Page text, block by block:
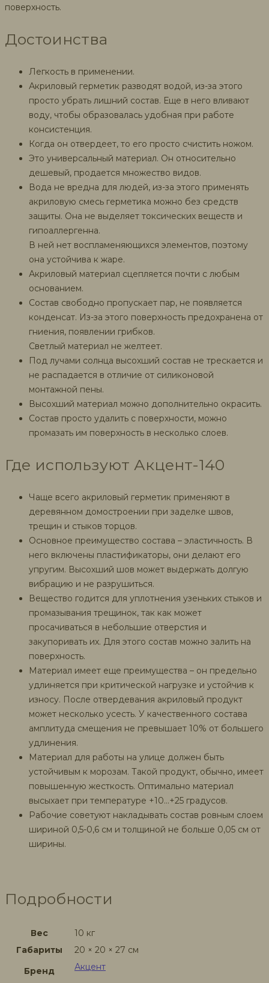
поверхность.
Достоинства
Легкость в применении.
Акриловый герметик разводят водой, из-за этого
просто убрать лишний состав. Еще в него вливают
воду, чтобы образовалась удобная при работе
консистенция.
Когда он отвердеет, то его просто счистить ножом.
Это универсальный материал. Он относительно
дешевый, продается множество видов.
Вода не вредна для людей, из-за этого применять
акриловую смесь герметика можно без средств
защиты. Она не выделяет токсических веществ и
гипоаллергенна.
В ней нет воспламеняющихся элементов, поэтому
она устойчива к жаре.
Акриловый материал сцепляется почти с любым
основанием.
Состав свободно пропускает пар, не появляется
конденсат. Из-за этого поверхность предохранена от
гниения, появлении грибков.
Светлый материал не желтеет.
Под лучами солнца высохший состав не трескается и
не распадается в отличие от силиконовой
монтажной пены.
Высохший материал можно дополнительно окрасить.
Состав просто удалить с поверхности, можно
промазать им поверхность в несколько слоев.
Где используют Акцент-140
Чаще всего акриловый герметик применяют в
деревянном домостроении при заделке швов,
трещин и стыков торцов.
Основное преимущество состава – эластичность. В
него включены пластификаторы, они делают его
упругим. Высохший шов может выдержать долгую
вибрацию и не разрушиться.
Вещество годится для уплотнения узеньких стыков и
промазывания трещинок, так как может
просачиваться в небольшие отверстия и
закупоривать их. Для этого состав можно залить на
поверхность.
Материал имеет еще преимущества – он предельно
удлиняется при критической нагрузке и устойчив к
износу. После отвердевания акриловый продукт
может несколько усесть. У качественного состава
амплитуда смещения не превышает 10% от большего
удлинения.
Материал для работы на улице должен быть
устойчивым к морозам. Такой продукт, обычно, имеет
повышенную жесткость. Оптимально материал
высыхает при температуре +10…+25 градусов.
Рабочие советуют накладывать состав ровным слоем
шириной 0,5-0,6 см и толщиной не больше 0,05 см от
ширины.
Подробности
Вес
10 кг
Габариты
20 × 20 × 27 см
Бренд
Акцент